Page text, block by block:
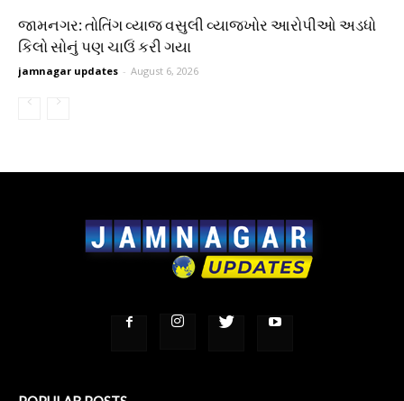
જામનગર: તોતિંગ વ્યાજ વસુલી વ્યાજખોર આરોપીઓ અડધો
કિલો સોનું પણ ચાઉં કરી ગયા
jamnagar updates - August 6, 2026